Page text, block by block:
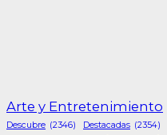
Arte y Entretenimiento
Descubre (2346) Destacadas (2354)